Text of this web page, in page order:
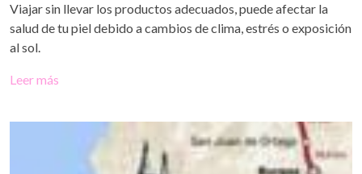
Viajar sin llevar los productos adecuados, puede afectar la
salud de tu piel debido a cambios de clima, estrés o exposición
al sol.
Leer más